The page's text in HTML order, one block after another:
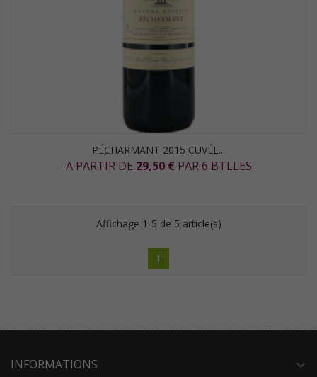
PÉCHARMANT 2015 CUVÉE...
A PARTIR DE 29,50 € PAR 6 BTLLES
Affichage 1-5 de 5 article(s)
1
INFORMATIONS expand_more